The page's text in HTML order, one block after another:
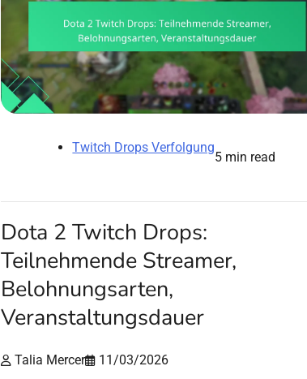
Twitch Drops Verfolgung
5 min read
Dota 2 Twitch Drops:
Teilnehmende Streamer,
Belohnungsarten,
Veranstaltungsdauer
Talia Mercer 11/03/2026